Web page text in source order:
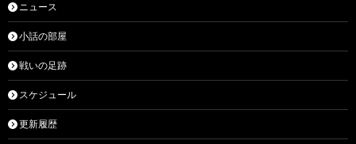
ニュース
小話の部屋
戦いの足跡
スケジュール
更新履歴